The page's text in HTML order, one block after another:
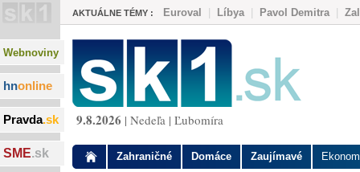
Webnoviny
hnonline
Pravda.sk
SME.sk
AKTUÁLNE TÉMY : Euroval Líbya| Pavol Demitra|
9.8.2026 | Nedeľa | Ľubomíra
Zahraničné Domáce Zaujímavé